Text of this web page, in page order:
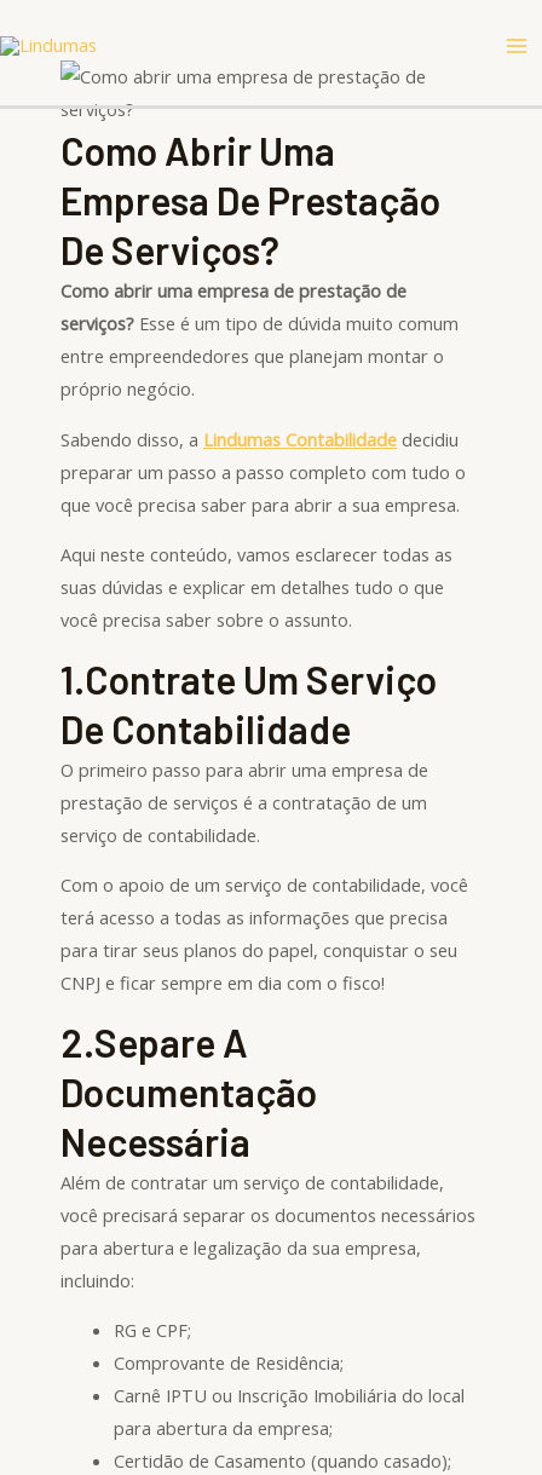
para
conteúdo
Como Abrir Uma
Empresa De Prestação
De Serviços?
Como abrir uma empresa de prestação de
serviços? Esse é um tipo de dúvida muito comum
entre empreendedores que planejam montar o
próprio negócio.
Sabendo disso, a Lindumas Contabilidade decidiu
preparar um passo a passo completo com tudo o
que você precisa saber para abrir a sua empresa.
Aqui neste conteúdo, vamos esclarecer todas as
suas dúvidas e explicar em detalhes tudo o que
você precisa saber sobre o assunto.
1.Contrate Um Serviço
De Contabilidade
O primeiro passo para abrir uma empresa de
prestação de serviços é a contratação de um
serviço de contabilidade.
Com o apoio de um serviço de contabilidade, você
terá acesso a todas as informações que precisa
para tirar seus planos do papel, conquistar o seu
CNPJ e ficar sempre em dia com o fisco!
2.Separe A
Documentação
Necessária
Além de contratar um serviço de contabilidade,
você precisará separar os documentos necessários
para abertura e legalização da sua empresa,
incluindo:
RG e CPF;
Comprovante de Residência;
Carnê IPTU ou Inscrição Imobiliária do local
para abertura da empresa;
Certidão de Casamento (quando casado);